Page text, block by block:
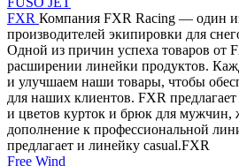
FXR Компания FXR Racing — один
производителей экипировки для
Одной из причин успеха товаров от
расширении линейки продуктов.
и улучшаем наши товары, чтобы
для наших клиентов. FXR
и цветов курток и брюк для
дополнение к профессиональной
предлагает и линейку casual.FXR
Free Wind